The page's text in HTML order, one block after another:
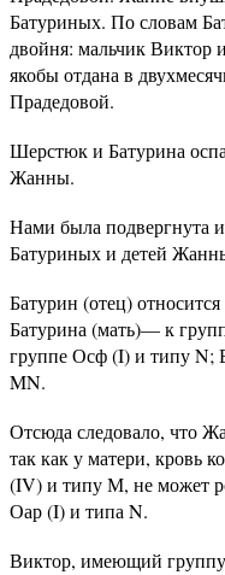
Батуриных. По словам
двойня: мальчик Виктор
якобы отдана в
Прадедовой.
Шерстюк и Батурина
Жанны.
Нами была подвергнута
Батуриных и детей
Батурин (отец)
Батурина (мать)— к
группе Осф (I) и типу
MN.
Отсюда следовало, что
так как у матери, кровь
(IV) и типу М, не может
Оар (I) и типа N.
Виктор, имеющий